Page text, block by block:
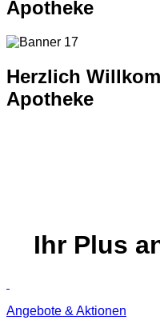
Apotheke
Herzlich
Apotheke
Ihr Plus
Angebote & Aktionen